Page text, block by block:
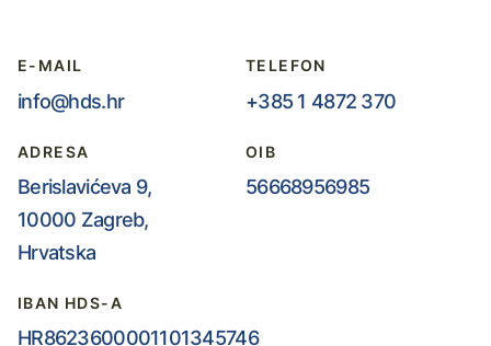
E-MAIL
info@hds.hr
TELEFON
+385 1 4872 370
ADRESA
Berislavićeva 9,
10000 Zagreb,
Hrvatska
OIB
56668956985
IBAN HDS-A
HR8623600001101345746